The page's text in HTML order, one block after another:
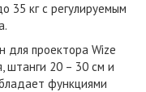
35 кг c регулируемым
для проектора Wize
штанги 20 – 30 см и
функциями